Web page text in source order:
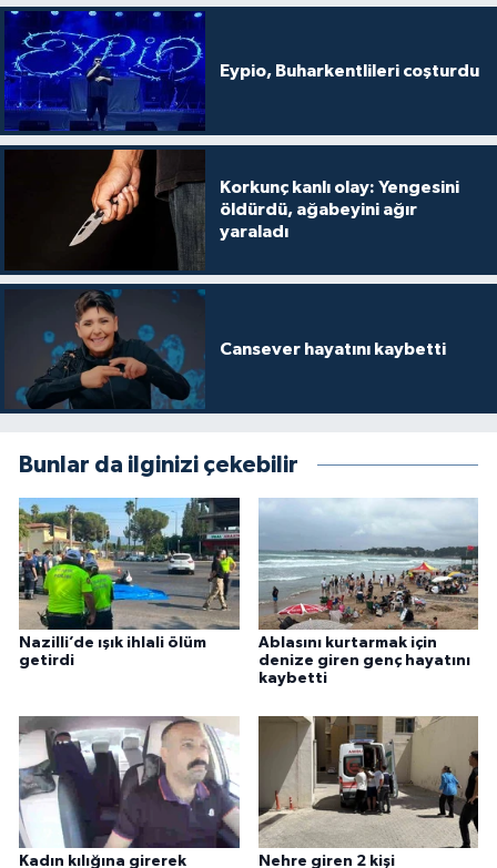
Eypio, Buharkentlileri coşturdu
Korkunç kanlı olay: Yengesini
öldürdü, ağabeyini ağır
yaraladı
Cansever hayatını kaybetti
Bunlar da ilginizi çekebilir
Nazilli’de ışık ihlali ölüm
getirdi
Ablasını kurtarmak için
denize giren genç hayatını
kaybetti
Kadın kılığına girerek Nehre giren 2 kişi